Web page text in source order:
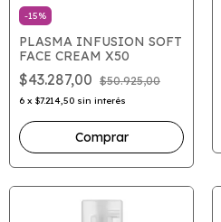
-15%
PLASMA INFUSION SOFT
FACE CREAM X50
$43.287,00 $50.925,00
6 x $7.214,50 sin interés